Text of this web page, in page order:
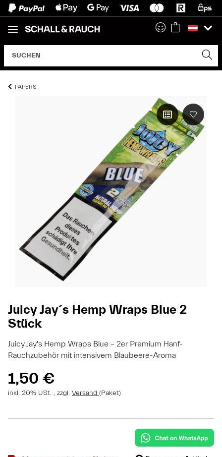
PAPERS
Juicy Jay´s Hemp Wraps Blue 2
Stück
Juicy Jay's Hemp Wraps Blue – 2er Premium Hanf-
Rauchzubehör mit intensivem Blaubeere-Aroma
1,50 €
inkl. 20% USt. , zzgl. Versand (Paket)